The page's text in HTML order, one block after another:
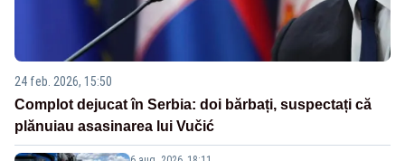
24 feb. 2026, 15:50
Complot dejucat în Serbia: doi bărbați, suspectați că
plănuiau asasinarea lui Vučić